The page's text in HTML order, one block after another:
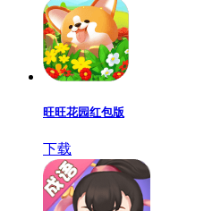
旺旺花园红包版
下载